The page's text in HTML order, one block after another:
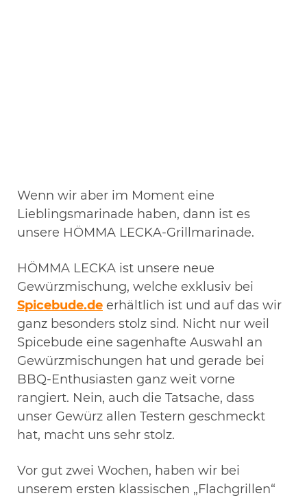
Wenn wir aber im Moment eine
Lieblingsmarinade haben, dann ist es
unsere HÖMMA LECKA-Grillmarinade.
HÖMMA LECKA ist unsere neue
Gewürzmischung, welche exklusiv bei
Spicebude.de erhältlich ist und auf das wir
ganz besonders stolz sind. Nicht nur weil
Spicebude eine sagenhafte Auswahl an
Gewürzmischungen hat und gerade bei
BBQ-Enthusiasten ganz weit vorne
rangiert. Nein, auch die Tatsache, dass
unser Gewürz allen Testern geschmeckt
hat, macht uns sehr stolz.
Vor gut zwei Wochen, haben wir bei
unserem ersten klassischen „Flachgrillen“